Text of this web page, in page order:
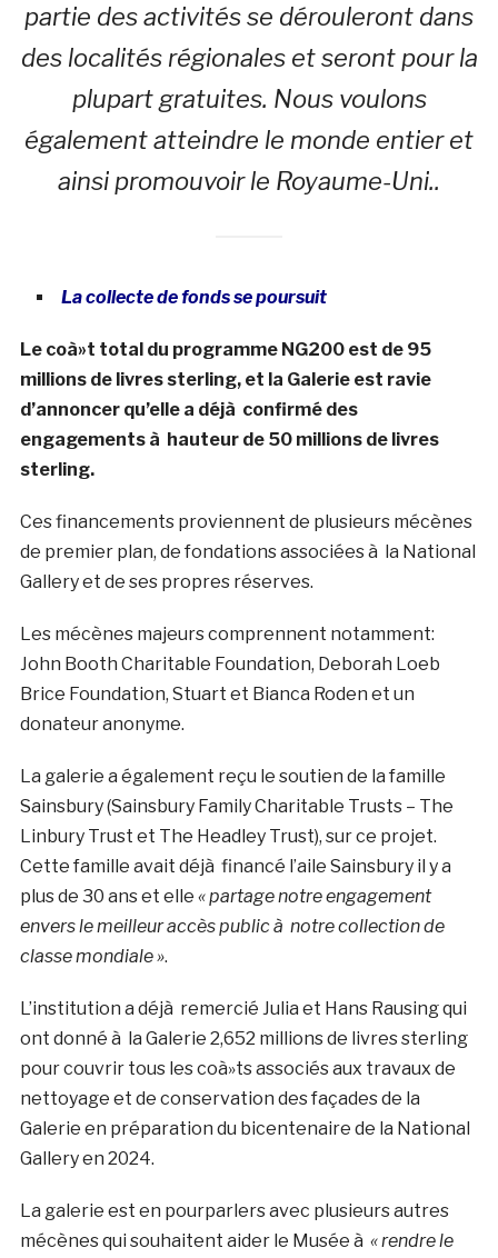
partie des activités se dérouleront dans
des localités régionales et seront pour la
plupart gratuites. Nous voulons
également atteindre le monde entier et
ainsi promouvoir le Royaume-Uni..
La collecte de fonds se poursuit
Le coà»t total du programme NG200 est de 95
millions de livres sterling, et la Galerie est ravie
d’annoncer qu’elle a déjà confirmé des
engagements à hauteur de 50 millions de livres
sterling.
Ces financements proviennent de plusieurs mécènes
de premier plan, de fondations associées à la National
Gallery et de ses propres réserves.
Les mécènes majeurs comprennent notamment:
John Booth Charitable Foundation, Deborah Loeb
Brice Foundation, Stuart et Bianca Roden et un
donateur anonyme.
La galerie a également reçu le soutien de la famille
Sainsbury (Sainsbury Family Charitable Trusts – The
Linbury Trust et The Headley Trust), sur ce projet.
Cette famille avait déjà financé l’aile Sainsbury il y a
plus de 30 ans et elle « partage notre engagement
envers le meilleur accès public à notre collection de
classe mondiale ».
L’institution a déjà remercié Julia et Hans Rausing qui
ont donné à la Galerie 2,652 millions de livres sterling
pour couvrir tous les coà»ts associés aux travaux de
nettoyage et de conservation des façades de la
Galerie en préparation du bicentenaire de la National
Gallery en 2024.
La galerie est en pourparlers avec plusieurs autres
mécènes qui souhaitent aider le Musée à « rendre le